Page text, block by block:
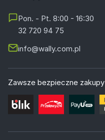
Pon. - Pt. 8:00 - 16:30
32 720 94 75
info@wally.com.pl
Zawsze bezpieczne zakupy